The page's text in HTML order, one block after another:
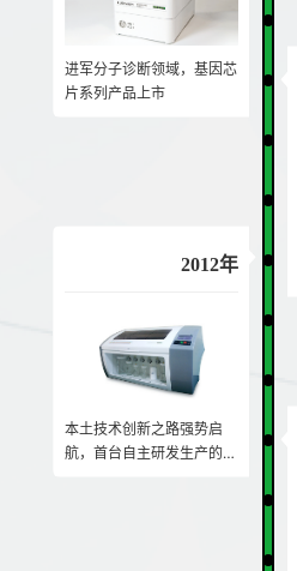
进军分子诊断领域，基因芯
片系列产品上市
2012年
本土技术创新之路强势启
航，首台自主研发生产的仪